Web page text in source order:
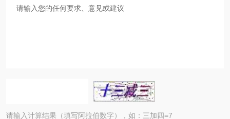
请输入计算结果（填写阿拉伯数字），如：三加四=7